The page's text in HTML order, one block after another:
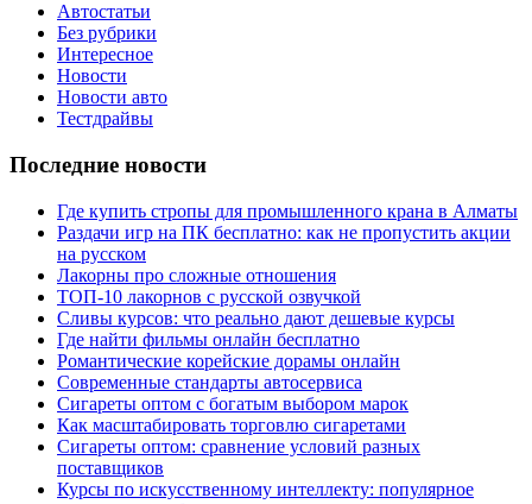
Автостатьи
Без рубрики
Интересное
Новости
Новости авто
Тестдрайвы
Последние новости
Где купить стропы для промышленного крана в Алматы
Раздачи игр на ПК бесплатно: как не пропустить акции
на русском
Лакорны про сложные отношения
ТОП-10 лакорнов с русской озвучкой
Сливы курсов: что реально дают дешевые курсы
Где найти фильмы онлайн бесплатно
Романтические корейские дорамы онлайн
Современные стандарты автосервиса
Сигареты оптом с богатым выбором марок
Как масштабировать торговлю сигаретами
Сигареты оптом: сравнение условий разных
поставщиков
Курсы по искусственному интеллекту: популярное